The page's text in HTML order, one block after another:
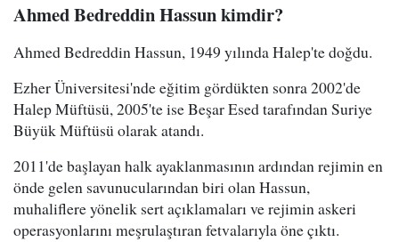
Ahmed Bedreddin Hassun kimdir?
Ahmed Bedreddin Hassun, 1949 yılında Halep'te doğdu.
Ezher Üniversitesi'nde eğitim gördükten sonra 2002'de
Halep Müftüsü, 2005'te ise Beşar Esed tarafından Suriye
Büyük Müftüsü olarak atandı.
2011'de başlayan halk ayaklanmasının ardından rejimin en
önde gelen savunucularından biri olan Hassun,
muhaliflere yönelik sert açıklamaları ve rejimin askeri
operasyonlarını meşrulaştıran fetvalarıyla öne çıktı.